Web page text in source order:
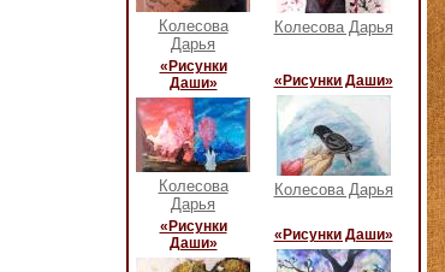
Колесова
Дарья
Колесова Дарья
«Рисунки
Даши»
Колесова
Дарья
«Рисунки Даши»
Колесова Дарья
«Рисунки
Даши»
«Рисунки Даши»